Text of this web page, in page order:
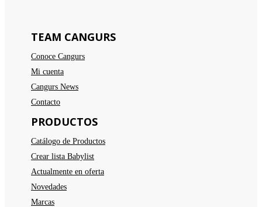
TEAM CANGURS
Conoce Cangurs
Mi cuenta
Cangurs News
Contacto
PRODUCTOS
Catálogo de Productos
Crear lista Babylist
Actualmente en oferta
Novedades
Marcas